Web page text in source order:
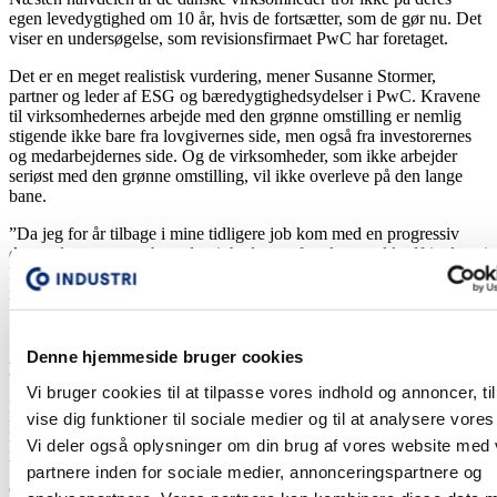
Denne hjemmeside bruger cookies
Vi bruger cookies til at tilpasse vores indhold og annoncer,
vise dig funktioner til sociale medier og til at analysere
Vi deler også oplysninger om din brug af vores website med
partnere inden for sociale medier, annonceringspartnere og
egen levedygtighed om 10 år, hvis de fortsætter, som de gør nu. Det
viser en undersøgelse, som revisionsfirmaet PwC har foretaget.
Det er en meget realistisk vurdering, mener Susanne Stormer,
partner og leder af ESG og bæredygtighedsydelser i PwC. Kravene
til virksomhedernes arbejde med den grønne omstilling er nemlig
stigende ikke bare fra lovgivernes side, men også fra investorernes
og medarbejdernes side. Og de virksomheder, som ikke arbejder
seriøst med den grønne omstilling, vil ikke overleve på den lange
bane.
”Da jeg for år tilbage i mine tidligere job kom med en progressiv
dagsorden om mere bæredygtighed, som for eksempel kødfrie dage i
kantinen, så gik det ikke sådan rigtig godt. Nu ser det ud til, at der er
nogen, som er begyndt at høre efter,” siger hun.
EN MERE BÆREDYGTIG FORRETNING
Derfor kan virksomhederne også lige så godt omfavne de nye EU-
krav om bæredygtighedsrapportering og bruge dem til deres fordel.
Kravet om ESG-rapportering betyder nemlig, at virksomhederne
bliver nødt til at tage deres påvirkning af mennesker og miljø
alvorligt og med data dokumenterer deres miljøaftryk og redegør for,